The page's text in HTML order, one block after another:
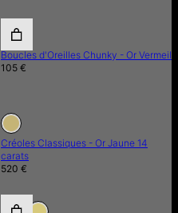
En Rupture de Stock
Boucles d'Oreilles Chunky - Or Vermeil
105 €
En Rupture de Stock
En Rupture de Stock
Créoles Classiques - Or Jaune 14
carats
520 €
En Rupture de Stock